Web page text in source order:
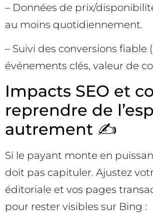
– Données de prix/
au moins quotidiennement.
– Suivi des conversions fiable
événements clés, valeur de
Impacts SEO et
reprendre de
autrement ✍️
Si le payant monte en
doit pas capituler. Ajustez
éditoriale et vos pages
pour rester visibles sur Bing :